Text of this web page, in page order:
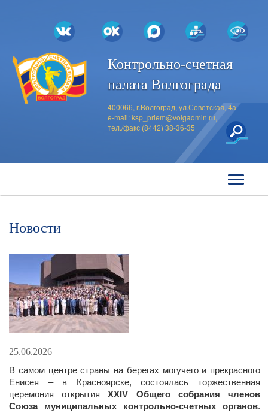
Контрольно-счетная
палата Волгограда
400066, г.Волгоград, ул.Советская, 4а
e-mail:ksp_priem@volgadmin.ru,
тел./факс (8442) 38-36-35
Новости
25.06.2026
В самом центре страны на берегах могучего и прекрасного
Енисея – в Красноярске, состоялась торжественная
церемония открытияХХIV Общего собрания членов
Союза муниципальных контрольно-счетных органов.